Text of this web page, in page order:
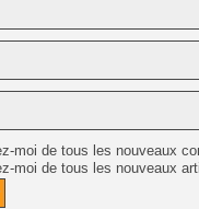
moi de tous les nouveaux
moi de tous les nouveaux